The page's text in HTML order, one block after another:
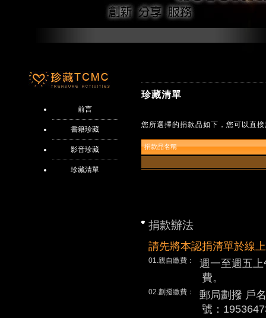
前言
書籍珍藏
影音珍藏
珍藏清單
珍藏清單
您所選擇的捐款品如下，您可以直
捐款品名稱
捐款辦法
請先將本認捐清單於線
01.親自繳費：
週一至週五
費。
02.劃撥繳費：
郵局劃撥 戶
號：